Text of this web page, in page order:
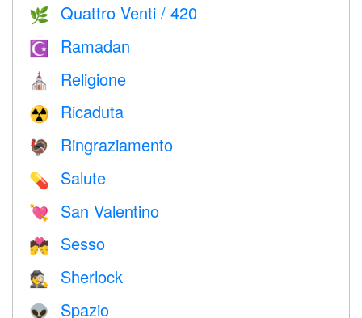
🌿 Quattro Venti / 420
☪️ Ramadan
⛪️ Religione
☢️ Ricaduta
🦃 Ringraziamento
💊 Salute
💘 San Valentino
💏 Sesso
🕵️ Sherlock
👽 Spazio